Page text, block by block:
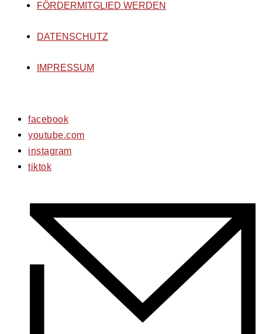
FÖRDERMITGLIED WERDEN
DATENSCHUTZ
IMPRESSUM
facebook
youtube.com
instagram
tiktok